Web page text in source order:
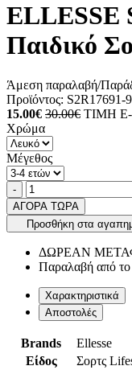
ELLESSE
Παιδικό
Άμεση παραλαβή/
Προϊόντος: S2R17691-
15.00€ 30.00€ ΤΙΜΗ E-
Χρώμα
Μέγεθος
Ποσότητα
-product.increase.quantity
ΑΓΟΡΑ ΤΩΡΑ
Προσθήκη στα
ΔΩΡΕΑΝ
Παραλαβή από
Χαρακτηριστικά
Αποστολές
Brands
Ellesse
Είδος
Σορτς